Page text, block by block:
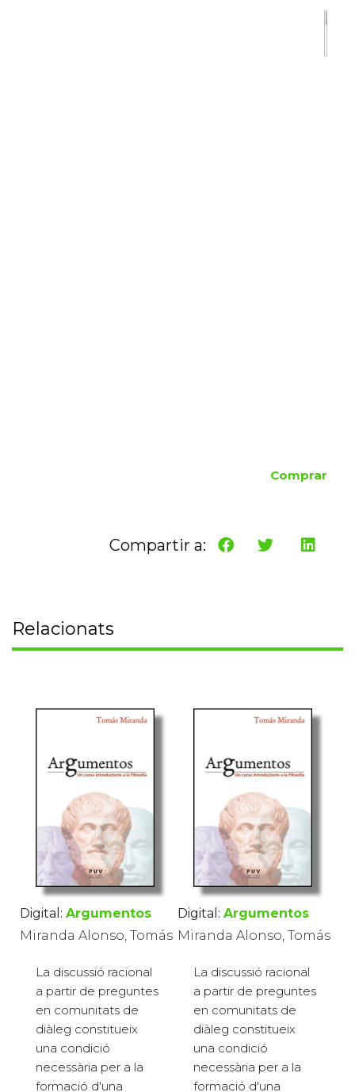
Comprar
Compartir a:
Relacionats
Digital: Argumentos
Miranda Alonso, Tomás
La discussió racional
a partir de preguntes
en comunitats de
diàleg constitueix
una condició
necessària per a la
formació d'una
Digital: Argumentos
Miranda Alonso, Tomás
La discussió racional
a partir de preguntes
en comunitats de
diàleg constitueix
una condició
necessària per a la
formació d'una